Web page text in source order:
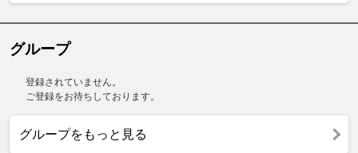
グループ
登録されていません。
ご登録をお待ちしております。
グループをもっと見る